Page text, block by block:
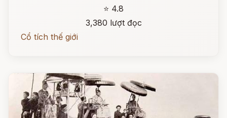
⭐ 4.8
3,380 lượt đọc
Cổ tích thế giới